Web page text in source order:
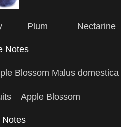
Plum Nectarine
Notes
Apple Blossom
Notes